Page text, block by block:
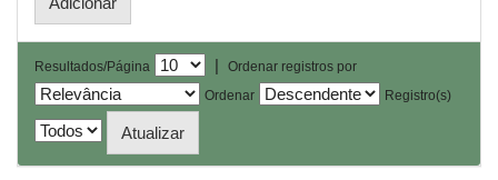
Resultados/Página |
Ordenar registros por
Ordenar
Registro(s)